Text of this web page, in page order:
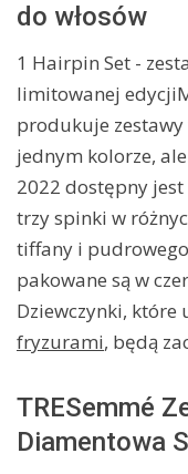
do włosów
1 Hairpin Set -
limitowanej
produkuje zestawy
jednym kolorze,
2022 dostępny
trzy spinki w
tiffany i
pakowane są w
Dziewczynki, które
fryzurami, będą
TRESemmé
Diamentowa